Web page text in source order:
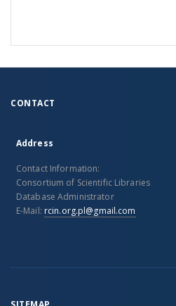
CONTACT
Address
Contact Information:
Consortium of Scientific Libraries
Database Administrator
E-Mail: rcin.org.pl@gmail.com